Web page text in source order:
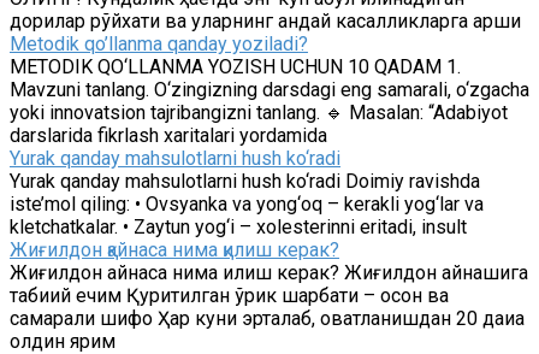
дорилар рўйхати ва уларнинг қандай касалликларга қарши
Metodik qo’llanma qanday yoziladi?
METODIK QO‘LLANMA YOZISH UCHUN 10 QADAM 1.
Mavzuni tanlang. O‘zingizning darsdagi eng samarali, o‘zgacha
yoki innovatsion tajribangizni tanlang. 🔹 Masalan: “Adabiyot
darslarida fikrlash xaritalari yordamida
Yurak qanday mahsulotlarni hush ko‘radi
Yurak qanday mahsulotlarni hush ko‘radi Doimiy ravishda
iste’mol qiling: • Ovsyanka va yong‘oq – kerakli yog‘lar va
kletchatkalar. • Zaytun yog‘i – xolesterinni eritadi, insult
Жиғилдон қайнаса нима қилиш керак?
Жиғилдон қайнаса нима қилиш керак? Жиғилдон қайнашига
табиий ечим Қуритилган ўрик шарбати – осон ва
самарали шифо Ҳар куни эрталаб, овқатланишдан 20 дақиқа
олдин ярим